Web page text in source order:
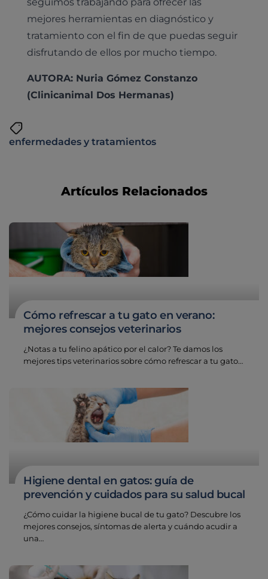
mejores herramientas en diagnóstico y
tratamiento con el fin de que puedas seguir
disfrutando de ellos por mucho tiempo.
AUTORA: Nuria Gómez Constanzo
(Clinicanimal Dos Hermanas)
enfermedades y tratamientos
Artículos Relacionados
Cómo refrescar a tu gato en verano:
mejores consejos veterinarios
¿Notas a tu felino apático por el calor? Te damos los
mejores tips veterinarios sobre cómo refrescar a tu gato…
Higiene dental en gatos: guía de
prevención y cuidados para su salud bucal
¿Cómo cuidar la higiene bucal de tu gato? Descubre los
mejores consejos, síntomas de alerta y cuándo acudir a
una…